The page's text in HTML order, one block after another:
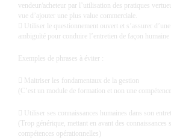
vendeur/acheteur par l’utilisation des pratiques
vue d’ajouter une plus value commerciale.
 Utiliser le questionnement ouvert et s’assurer
ambiguïté pour conduire l’entretien de façon humaine
Exemples de phrases à éviter :
 Maitriser les fondamentaux de la gestion
(C’est un module de formation et non une
 Utiliser ses connaissances humaines dans son
(Trop générique, mettant en avant des connaissances
compétences opérationnelles)